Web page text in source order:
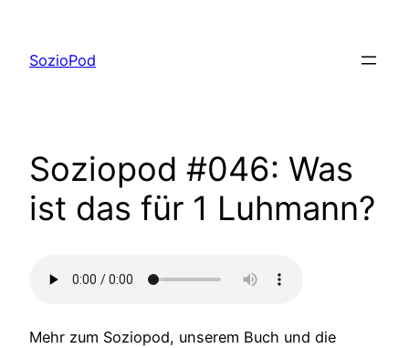
springen
SozioPod
Soziopod #046: Was
ist das für 1 Luhmann?
Mehr zum Soziopod, unserem Buch und die